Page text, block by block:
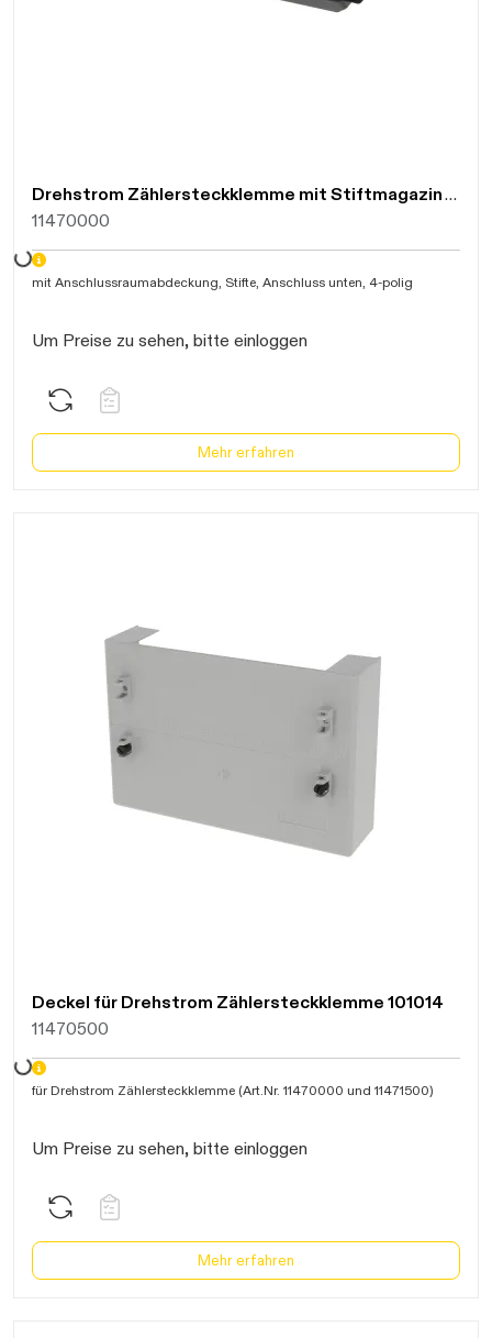
Drehstrom Zählersteckklemme mit Stiftmagazin Anschluss unten 63A, 4-polig,101007
11470000
Daten werden geladen. Bitte warten...
mit Anschlussraumabdeckung, Stifte, Anschluss unten, 4-polig
Um Preise zu sehen, bitte einloggen
Mehr erfahren
Deckel für Drehstrom Zählersteckklemme 101014
11470500
Daten werden geladen. Bitte warten...
für Drehstrom Zählersteckklemme (Art.Nr. 11470000 und 11471500)
Um Preise zu sehen, bitte einloggen
Mehr erfahren